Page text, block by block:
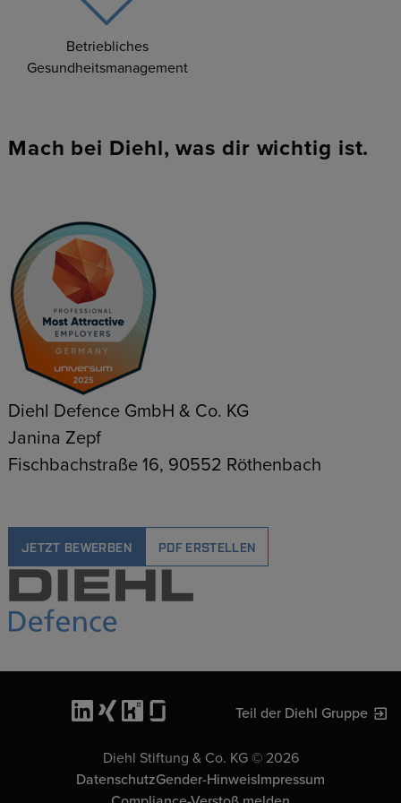
Betriebliches
Gesundheitsmanagement
Mach bei Diehl, was dir wichtig ist.
Diehl Defence GmbH & Co. KG
Janina Zepf
Fischbachstraße 16, 90552 Röthenbach
JETZT BEWERBEN PDF ERSTELLEN
Teil der Diehl Gruppe
Diehl Stiftung & Co. KG © 2026
DatenschutzGender-HinweisImpressum